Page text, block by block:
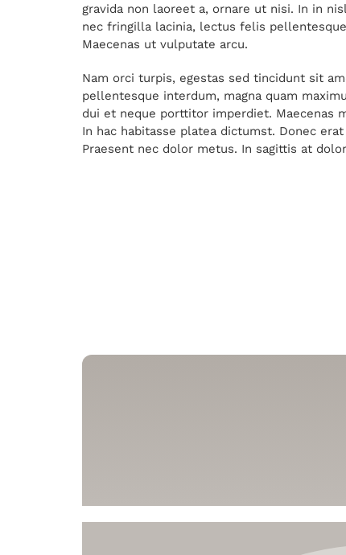
gravida non laoreet a, ornare ut nisi. In in
nec fringilla lacinia, lectus felis
Maecenas ut vulputate arcu.
Nam orci turpis, egestas sed tincidunt sit
pellentesque interdum, magna quam
dui et neque porttitor imperdiet. Maecenas
In hac habitasse platea dictumst. Donec
Praesent nec dolor metus. In sagittis at